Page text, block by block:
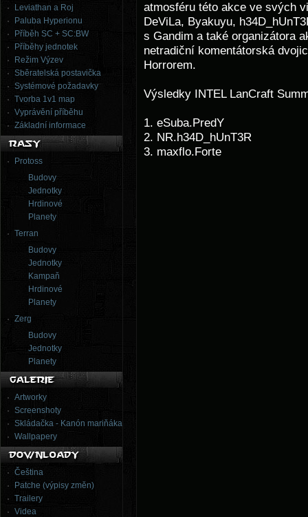
Leviathan a Roj
Paluba Hyperionu
Příběh SC + SC:BW
Příběhy jednotek
Režim Výzev
Sběratelská postavička
Systémové požadavky
Tvorba 1v1 map
Vyprávění příběhu
Základní informace
Protoss
Budovy
Jednotky
Hrdinové
Planety
Terran
Budovy
Jednotky
Kampaň
Hrdinové
Planety
Zerg
Budovy
Jednotky
Planety
Artworky
Screenshoty
Skládačka - Kanón mariňáka
Wallpapery
Čeština
Patche (výpisy změn)
Trailery
Videa
atmosféru této akce ve svých
DeViLa, Byakuyu,
s Gandim a také organizátora
netradiční komentátorská
Horrorem.
Výsledky INTEL LanCraft
1. eSuba.PredY
2. NR.h34D_hUnT3R
3. maxflo.Forte